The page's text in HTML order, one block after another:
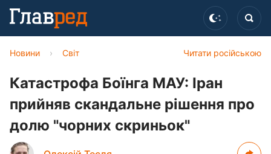
Читати російською
Новини › Світ
Катастрофа Боїнга МАУ: Іран
прийняв скандальне рішення про
долю "чорних скриньок"